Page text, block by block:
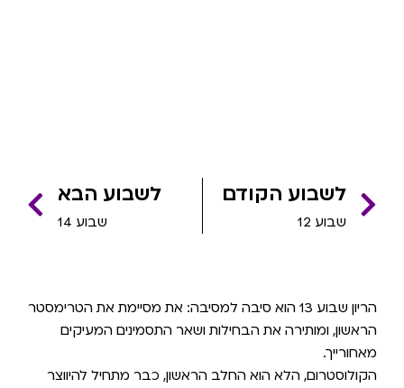
לשבוע הקודם
שבוע 12
לשבוע הבא
שבוע 14
הריון שבוע 13 הוא סיבה למסיבה: את מסיימת את הטרימסטר
הראשון, ומותירה את הבחילות ושאר התסמינים המעיקים
מאחורייך.
הקולוסטרום, הלא הוא החלב הראשון, כבר מתחיל להיווצר